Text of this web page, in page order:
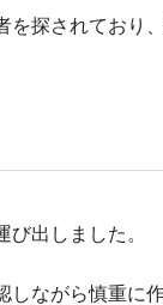
探されており
出しました。
ながら慎重に